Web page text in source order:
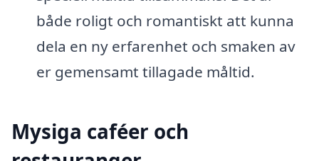
både roligt och romantiskt att kunna
dela en ny erfarenhet och smaken av
er gemensamt tillagade måltid.
Mysiga caféer och